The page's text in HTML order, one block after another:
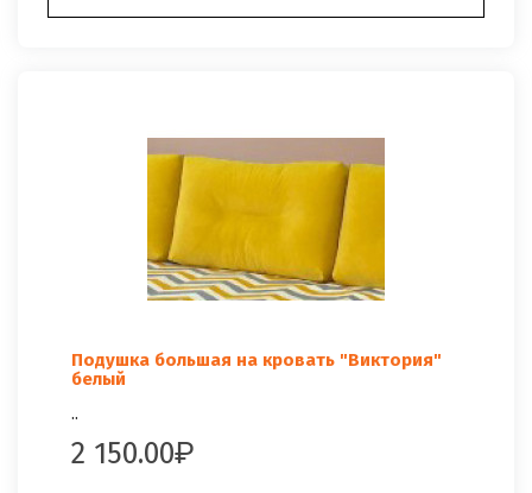
Подушка большая на кровать "Виктория"
белый
..
2 150.00